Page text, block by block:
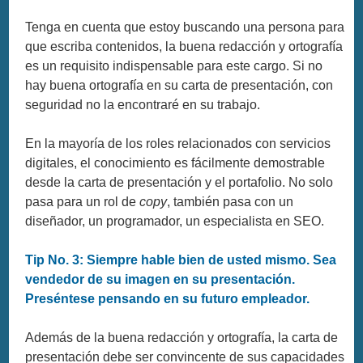
Tenga en cuenta que estoy buscando una persona para
que escriba contenidos, la buena redacción y ortografía
es un requisito indispensable para este cargo. Si no
hay buena ortografía en su carta de presentación, con
seguridad no la encontraré en su trabajo.
En la mayoría de los roles relacionados con servicios
digitales, el conocimiento es fácilmente demostrable
desde la carta de presentación y el portafolio. No solo
pasa para un rol decopy, también pasa con un
diseñador, un programador, un especialista en SEO.
Tip No. 3: Siempre hable bien de usted mismo. Sea
vendedor de su imagen en su presentación.
Preséntese pensando en su futuro empleador.
Además de la buena redacción y ortografía, la carta de
presentación debe ser convincente de sus capacidades